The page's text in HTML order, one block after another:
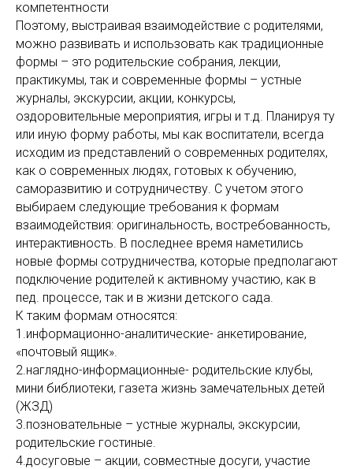
компетентности
Поэтому, выстраивая взаимодействие с родителями,
можно развивать и использовать как традиционные
формы – это родительские собрания, лекции,
практикумы, так и современные формы – устные
журналы, экскурсии, акции, конкурсы,
оздоровительные мероприятия, игры и т.д. Планируя ту
или иную форму работы, мы как воспитатели, всегда
исходим из представлений о современных родителях,
как о современных людях, готовых к обучению,
саморазвитию и сотрудничеству. С учетом этого
выбираем следующие требования к формам
взаимодействия: оригинальность, востребованность,
интерактивность. В последнее время наметились
новые формы сотрудничества, которые предполагают
подключение родителей к активному участию, как в
пед. процессе, так и в жизни детского сада.
К таким формам относятся:
1.информационно-аналитические- анкетирование,
«почтовый ящик».
2.наглядно-информационные- родительские клубы,
мини библиотеки, газета жизнь замечательных детей
(ЖЗД)
3.позновательные – устные журналы, экскурсии,
родительские гостиные.
4.досуговые – акции, совместные досуги, участие